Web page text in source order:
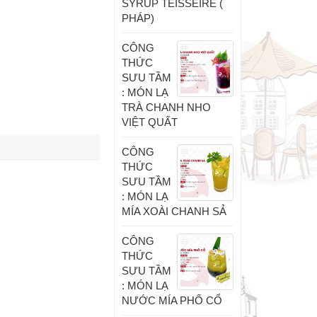
SYRUP TEISSEIRE (
PHÁP)
CÔNG
THỨC
SƯU TẦM
: MÓN LẠ
TRÀ CHANH NHO
VIỆT QUẤT
CÔNG
THỨC
SƯU TẦM
: MÓN LẠ
MÍA XOÀI CHANH SẢ
CÔNG
THỨC
SƯU TẦM
: MÓN LẠ
NƯỚC MÍA PHỐ CỔ